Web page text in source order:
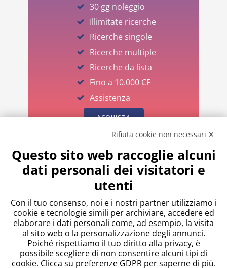
30 gg noleggio
Illimitate ricerche
Ricerche singole
Ricerche multiple
Ricerche da lista
Fino a 10.000 CF
Assistenza
ACQUISTA
preventivo qui
Spacchetta i tuoi crediti e risparmia fino al
SCOPRI DI PIÙ
Rifiuta cookie non necessari ✕
Questo sito web raccoglie alcuni
dati personali dei visitatori e
utenti
Con il tuo consenso, noi e i nostri partner utilizziamo i
cookie e tecnologie simili per archiviare, accedere ed
elaborare i dati personali come, ad esempio, la visita
al sito web o la personalizzazione degli annunci.
Poiché rispettiamo il tuo diritto alla privacy, è
possibile scegliere di non consentire alcuni tipi di
cookie. Clicca su preferenze GDPR per saperne di più.